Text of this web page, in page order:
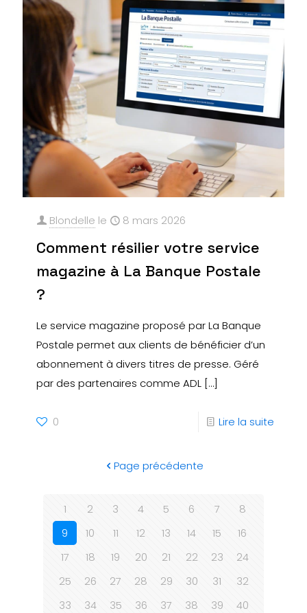
Blondelle le 8 mars 2026
Comment résilier votre service
magazine à La Banque Postale
?
Le service magazine proposé par La Banque
Postale permet aux clients de bénéficier d’un
abonnement à divers titres de presse. Géré
par des partenaires comme ADL […]
0 Lire la suite
Page précédente
1 2 3 4 5 6 7
8
9
10 11 12 13 14 15
16
17
18 19 20 21 22 23
24
25
26 27 28 29 30 31
32
33
34 35 36 37 38 39
40